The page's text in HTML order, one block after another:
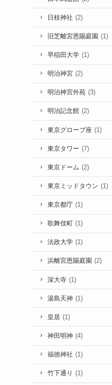
日枝神社 (2)
旧芝離宮恩賜庭園 (1)
早稲田大学 (1)
明治神宮 (2)
明治神宮外苑 (3)
明治記念館 (2)
東京グローブ座 (1)
東京タワー (7)
東京ドーム (2)
東京ミッドタウン (1)
東京都庁 (1)
歌舞伎町 (1)
法政大学 (1)
浜離宮恩賜庭園 (2)
深大寺 (1)
湯島天神 (1)
皇居 (1)
神田明神 (4)
福徳神社 (1)
竹下通り (1)